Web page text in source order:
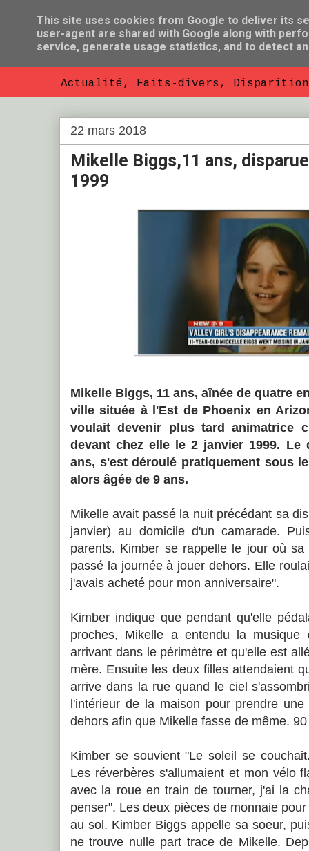
So Florent B
Actualité, Faits-divers,
22 mars 2018
Mikelle Biggs,11 ans,
1999
Mikelle Biggs, 11 ans, aînée de quatre
ville située à l'Est de Phoenix en
voulait devenir plus tard animatrice
devant chez elle le 2 janvier 1999. Le
ans, s'est déroulé pratiquement sous
alors âgée de 9 ans.
Mikelle avait passé la nuit précédant sa
janvier) au domicile d'un camarade.
parents. Kimber se rappelle le jour où
passé la journée à jouer dehors. Elle
j'avais acheté pour mon anniversaire".
Kimber indique que pendant qu'elle
proches, Mikelle a entendu la
arrivant dans le périmètre et qu'elle est
mère. Ensuite les deux filles attendaient
arrive dans la rue quand le ciel
l'intérieur de la maison pour prendre
dehors afin que Mikelle fasse de même.
Kimber se souvient "Le soleil se
Les réverbères s'allumaient et mon vélo
avec la roue en train de tourner, j'ai la
penser". Les deux pièces de monnaie
au sol. Kimber Biggs appelle sa soeur,
ne trouve nulle part trace de Mikelle.
This site uses cookies from Google to deliver its
user-agent are shared with Google along with
service, generate usage statistics, and to detect